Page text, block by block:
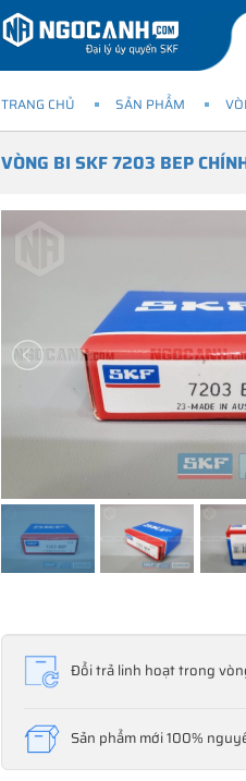
TRANG CHỦ SẢN PHẨM
VÒNG BI SKF 7203 BEP
Đổi trả linh hoạt trong
Sản phẩm mới 100%